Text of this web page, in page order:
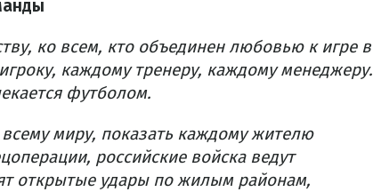
ко всем, кто объединен любовью к игре в
каждому тренеру, каждому менеджеру.
футболом.
миру, показать каждому жителю
российские войска ведут
открытые удары по жилым районам,